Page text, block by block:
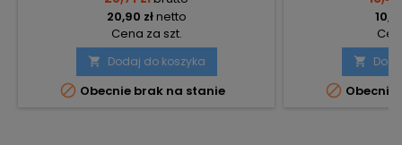
20,90 złnetto
Cena za szt.
 Dodaj do koszyka
 Obecnie brak na stanie

